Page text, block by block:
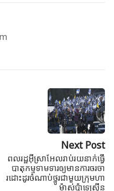
Next Post
ពលរដ្ឋអ៊ីស្រាអែលរាប់រយនាក់ធ្វើ
បាតុកម្មទាមទារឲ្យមានការចរចា
រដោះដូរចំណាប់ថ្នូរជាមួយក្រុមហា
ម៉ាស់ប៉ាឡេស្ទីន